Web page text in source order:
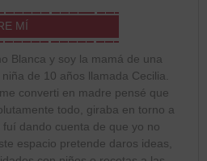
MÍ
Blanca y soy la mamá de una
de 10 años llamada Cecilia.
converti en madre pensé que
todo, giraba en torno a
dando cuenta de que yo no
espacio pretende daros ideas,